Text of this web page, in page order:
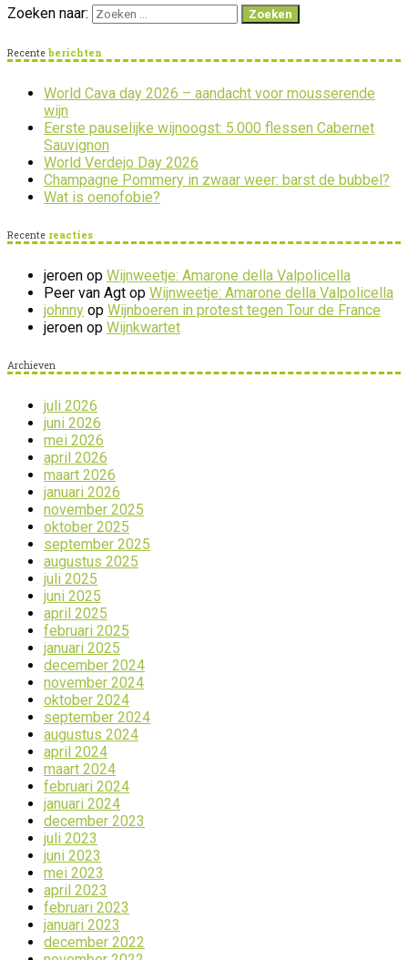
Zoeken naar:
Recente berichten
World Cava day 2026 – aandacht voor mousserende
wijn
Eerste pauselijke wijnoogst: 5.000 flessen Cabernet
Sauvignon
World Verdejo Day 2026
Champagne Pommery in zwaar weer: barst de bubbel?
Wat is oenofobie?
Recente reacties
jeroen op Wijnweetje: Amarone della Valpolicella
Peer van Agt op Wijnweetje: Amarone della Valpolicella
johnny op Wijnboeren in protest tegen Tour de France
jeroen op Wijnkwartet
Archieven
juli 2026
juni 2026
mei 2026
april 2026
maart 2026
januari 2026
november 2025
oktober 2025
september 2025
augustus 2025
juli 2025
juni 2025
april 2025
februari 2025
januari 2025
december 2024
november 2024
oktober 2024
september 2024
augustus 2024
april 2024
maart 2024
februari 2024
januari 2024
december 2023
juli 2023
juni 2023
mei 2023
april 2023
februari 2023
januari 2023
december 2022